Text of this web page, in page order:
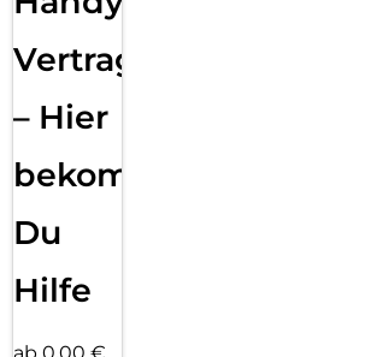
Vertragsabwicklung
– Hier
bekommst
Du
Hilfe